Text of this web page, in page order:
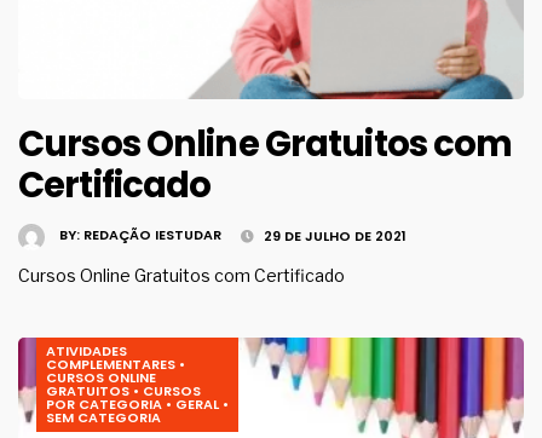
Cursos Online Gratuitos com
Certificado
BY: REDAÇÃO IESTUDAR 29 DE JULHO DE 2021
Cursos Online Gratuitos com Certificado
ATIVIDADES
COMPLEMENTARES •
CURSOS ONLINE
GRATUITOS • CURSOS
POR CATEGORIA • GERAL•
SEM CATEGORIA